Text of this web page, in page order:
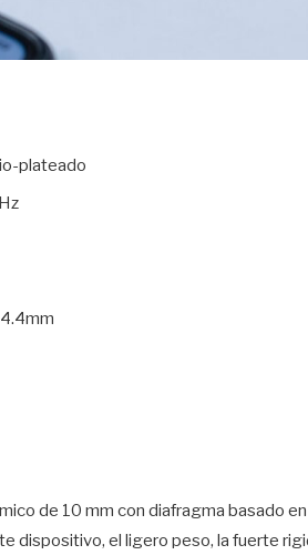
plateado
de 10 mm con diafragma basado
dispositivo, el ligero peso, la fuerte